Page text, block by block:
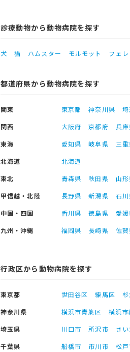
診療動物から動物病院を探す
犬 猫 ハムスター モルモット フェレ
都道府県から動物病院を探す
関東 東京都 神奈川県
関西
大阪府 京都府 兵
東海
愛知県 岐阜県 三
北海道
北海道
東北
青森県 秋田県 山
甲信越・北陸
長野県 新潟県 石
中国・四国
香川県 徳島県 愛
九州・沖縄
福岡県 長崎県 佐
行政区から動物病院を探す
東京都 世田谷区 練馬区
神奈川県
横浜市青葉区 横浜市
埼玉県
川口市 所沢市 さ
千葉県
船橋市 市川市 松